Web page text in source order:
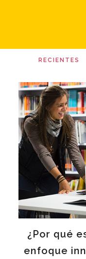
RECIENTES
¿Por qué
enfoque